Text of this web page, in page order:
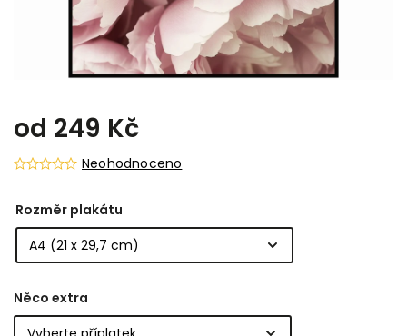
od 249 Kč
Neohodnoceno
Rozměr plakátu
Něco extra